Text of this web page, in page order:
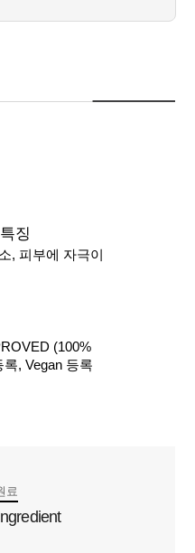
징
, 피부에 자극이
(100%
, Vegan 등록
료